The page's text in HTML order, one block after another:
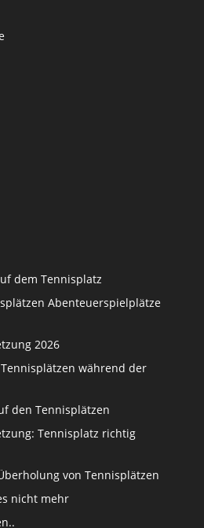
dem Tennisplatz
Abenteuerspielplätze
2026
während der
den Tennisplätzen
Tennisplatz richtig
von Tennisplätzen
nicht mehr